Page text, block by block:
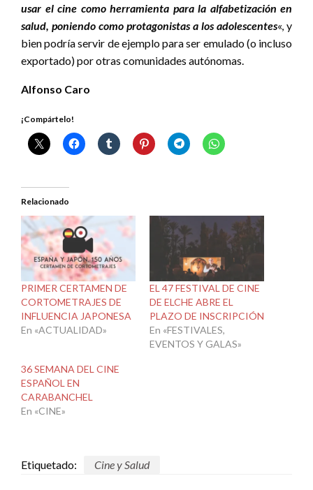
usar el cine como herramienta para la alfabetización en
salud, poniendo como protagonistas a los adolescentes«, y
bien podría servir de ejemplo para ser emulado (o incluso
exportado) por otras comunidades autónomas.
Alfonso Caro
¡Compártelo!
Relacionado
PRIMER CERTAMEN DE
CORTOMETRAJES DE
INFLUENCIA JAPONESA
En «ACTUALIDAD»
EL 47 FESTIVAL DE CINE
DE ELCHE ABRE EL
PLAZO DE INSCRIPCIÓN
En «FESTIVALES,
EVENTOS Y GALAS»
36 SEMANA DEL CINE
ESPAÑOL EN
CARABANCHEL
En «CINE»
Etiquetado: Cine y Salud